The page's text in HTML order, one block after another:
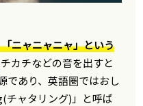
ニャニャニャ」という
カチなどの音を出すと
であり、英語圏ではおし
ャタリング)」と呼ば